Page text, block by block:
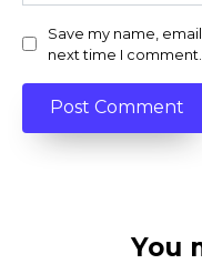
Save my name,
next time I comment.
You